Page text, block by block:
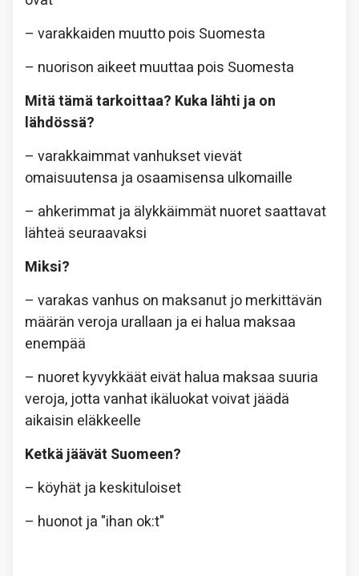
– varakkaiden muutto pois Suomesta
– nuorison aikeet muuttaa pois Suomesta
Mitä tämä tarkoittaa? Kuka lähti ja on
lähdössä?
– varakkaimmat vanhukset vievät
omaisuutensa ja osaamisensa ulkomaille
– ahkerimmat ja älykkäimmät nuoret saattavat
lähteä seuraavaksi
Miksi?
– varakas vanhus on maksanut jo merkittävän
määrän veroja urallaan ja ei halua maksaa
enempää
– nuoret kyvykkäät eivät halua maksaa suuria
veroja, jotta vanhat ikäluokat voivat jäädä
aikaisin eläkkeelle
Ketkä jäävät Suomeen?
– köyhät ja keskituloiset
– huonot ja "ihan ok:t"